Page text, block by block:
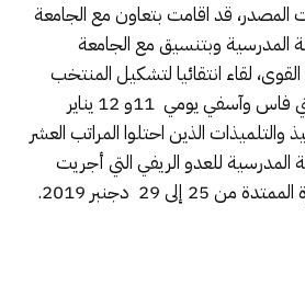
المصدر، قد اقامت بتعاون مع الجامعة
المدرسية وبتنسيق مع الجامعة
القوى، لقاء انتقائيا لتشكيل المنتخب
فاس وآسفي يومي
11و 12 يناير
والتلميذات الذين احتلوا المراتب العشر
المدرسية للعدو الريفي التي أجريت
من 25 إلى 29
دجنبر 2019.